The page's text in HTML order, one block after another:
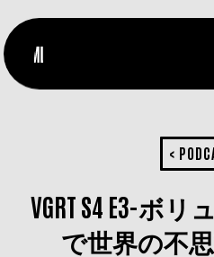
<
VGRT S4 E3-ボ
で世界の不